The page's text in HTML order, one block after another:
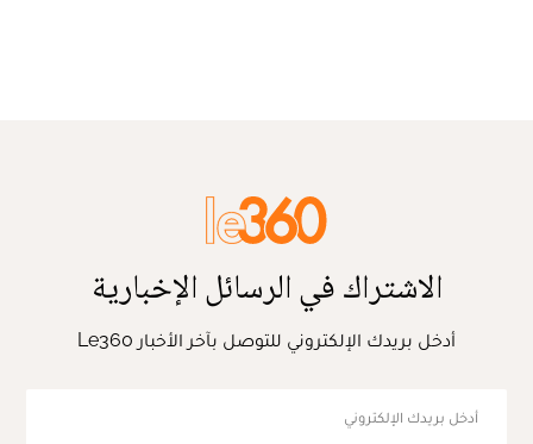
الاشتراك في الرسائل الإخبارية
أدخل بريدك الإلكتروني للتوصل بآخر الأخبار Le360